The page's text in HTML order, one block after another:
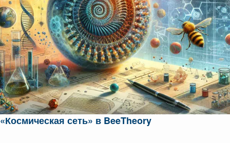
«Космическая сеть» в BeeTheory